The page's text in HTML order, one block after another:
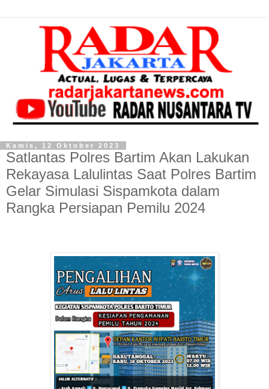
Kamis, 12 Oktober 2023
Satlantas Polres Bartim Akan Lakukan
Rekayasa Lalulintas Saat Polres Bartim
Gelar Simulasi Sispamkota dalam
Rangka Persiapan Pemilu 2024